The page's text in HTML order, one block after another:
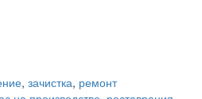
, зачистка, ремонт